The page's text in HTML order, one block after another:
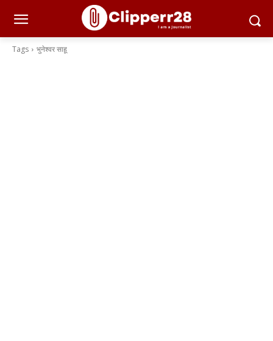
Tags भुनेश्वर साहू